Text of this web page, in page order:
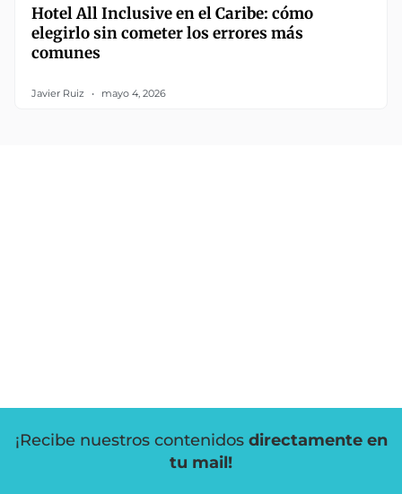
Hotel All Inclusive en el Caribe: cómo
elegirlo sin cometer los errores más
comunes
Javier Ruiz mayo 4, 2026
¡Recibe nuestros contenidos directamente en
tu mail!